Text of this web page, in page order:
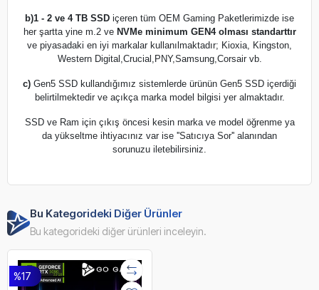
b)1 - 2 ve 4 TB SSD içeren tüm OEM Gaming Paketlerimizde ise
her şartta yine m.2 ve NVMe minimum GEN4 olması standarttır
ve piyasadaki en iyi markalar kullanılmaktadır; Kioxia, Kingston,
Western Digital,Crucial,PNY,Samsung,Corsair vb.
c) Gen5 SSD kullandığımız sistemlerde ürünün Gen5 SSD içerdiği
belirtilmektedir ve açıkça marka model bilgisi yer almaktadır.
SSD ve Ram için çıkış öncesi kesin marka ve model öğrenme ya
da yükseltme ihtiyacınız var ise ''Satıcıya Sor'' alanından
sorunuzu iletebilirsiniz.
Bu Kategorideki Diğer Ürünler
Bu kategorideki diğer ürünleri inceleyin.
%17